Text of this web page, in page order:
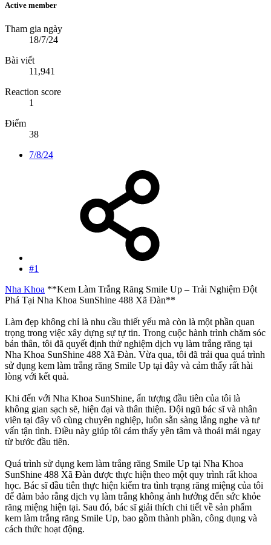
Active member
Tham gia ngày
18/7/24
Bài viết
11,941
Reaction score
1
Điểm
38
7/8/24
#1
Nha Khoa **Kem Làm Trắng Răng Smile Up – Trải Nghiệm Đột
Phá Tại Nha Khoa SunShine 488 Xã Đàn**
Làm đẹp không chỉ là nhu cầu thiết yếu mà còn là một phần quan
trọng trong việc xây dựng sự tự tin. Trong cuộc hành trình chăm sóc
bản thân, tôi đã quyết định thử nghiệm dịch vụ làm trắng răng tại
Nha Khoa SunShine 488 Xã Đàn. Vừa qua, tôi đã trải qua quá trình
sử dụng kem làm trắng răng Smile Up tại đây và cảm thấy rất hài
lòng với kết quả.
Khi đến với Nha Khoa SunShine, ấn tượng đầu tiên của tôi là
không gian sạch sẽ, hiện đại và thân thiện. Đội ngũ bác sĩ và nhân
viên tại đây vô cùng chuyên nghiệp, luôn sẵn sàng lắng nghe và tư
vấn tận tình. Điều này giúp tôi cảm thấy yên tâm và thoải mái ngay
từ bước đầu tiên.
Quá trình sử dụng kem làm trắng răng Smile Up tại Nha Khoa
SunShine 488 Xã Đàn được thực hiện theo một quy trình rất khoa
học. Bác sĩ đầu tiên thực hiện kiểm tra tình trạng răng miệng của tôi
để đảm bảo rằng dịch vụ làm trắng không ảnh hưởng đến sức khỏe
răng miệng hiện tại. Sau đó, bác sĩ giải thích chi tiết về sản phẩm
kem làm trắng răng Smile Up, bao gồm thành phần, công dụng và
cách thức hoạt động.